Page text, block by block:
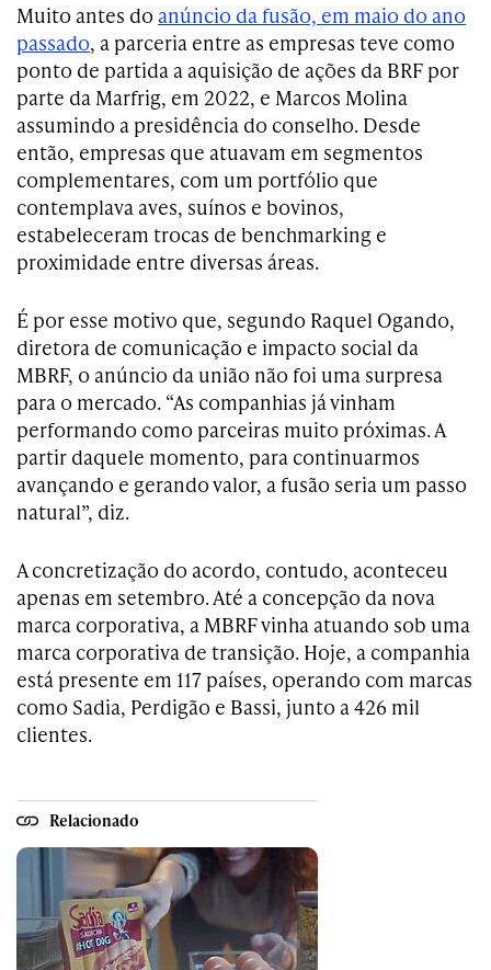
Muito antes do anúncio da fusão, em maio do ano
passado, a parceria entre as empresas teve como
ponto de partida a aquisição de ações da BRF por
parte da Marfrig, em 2022, e Marcos Molina
assumindo a presidência do conselho. Desde
então, empresas que atuavam em segmentos
complementares, com um portfólio que
contemplava aves, suínos e bovinos,
estabeleceram trocas de benchmarking e
proximidade entre diversas áreas.
É por esse motivo que, segundo Raquel Ogando,
diretora de comunicação e impacto social da
MBRF, o anúncio da união não foi uma surpresa
para o mercado. “As companhias já vinham
performando como parceiras muito próximas. A
partir daquele momento, para continuarmos
avançando e gerando valor, a fusão seria um passo
natural”, diz.
A concretização do acordo, contudo, aconteceu
apenas em setembro. Até a concepção da nova
marca corporativa, a MBRF vinha atuando sob uma
marca corporativa de transição. Hoje, a companhia
está presente em 117 países, operando com marcas
como Sadia, Perdigão e Bassi, junto a 426 mil
clientes.
Relacionado